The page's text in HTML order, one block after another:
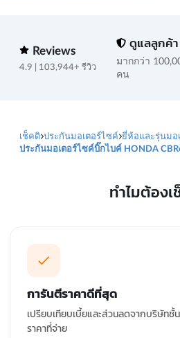
Reviews
4.9 | 103,944+ รีวิว
ดูแลลูกค้า
มากกว่า
คน
เช็คดิ ประกันมอเตอร์ไซค์ ยี่ห้อและรุ่นมอ
ประกันมอเตอร์ไซค์บิ๊กไบค์ HONDA
ทำไมต้อง
การันตีราคาดีที่สุด
เปรียบเทียบเบี้ยและส่วนลดจากบริษัทชั้
ราคาที่จ่าย